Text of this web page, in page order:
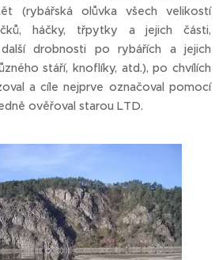
(rybářská olůvka všech velikostí
háčky, třpytky a jejich části,
drobnosti po rybářích a jejich
stáří, knoflíky, atd.), po chvílích
a cíle nejprve označoval pomocí
ověřoval starou LTD.